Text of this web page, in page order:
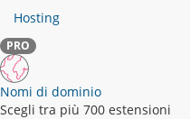
Hosting
PRO
Nomi di dominio
Scegli tra più 700 estensioni